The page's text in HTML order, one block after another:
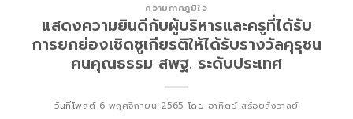
ความภาคภูมิใจ
แสดงความยินดีกับผู้บริหารและครูที่ได้รับ
การยกย่องเชิดชูเกียรติให้ได้รับรางวัลคุรุชน
คนคุณธรรม สพฐ. ระดับประเทศ
วันที่โพสต์ 6 พฤศจิกายน 2565 โดย อาทิตย์ สร้อยสังวาลย์